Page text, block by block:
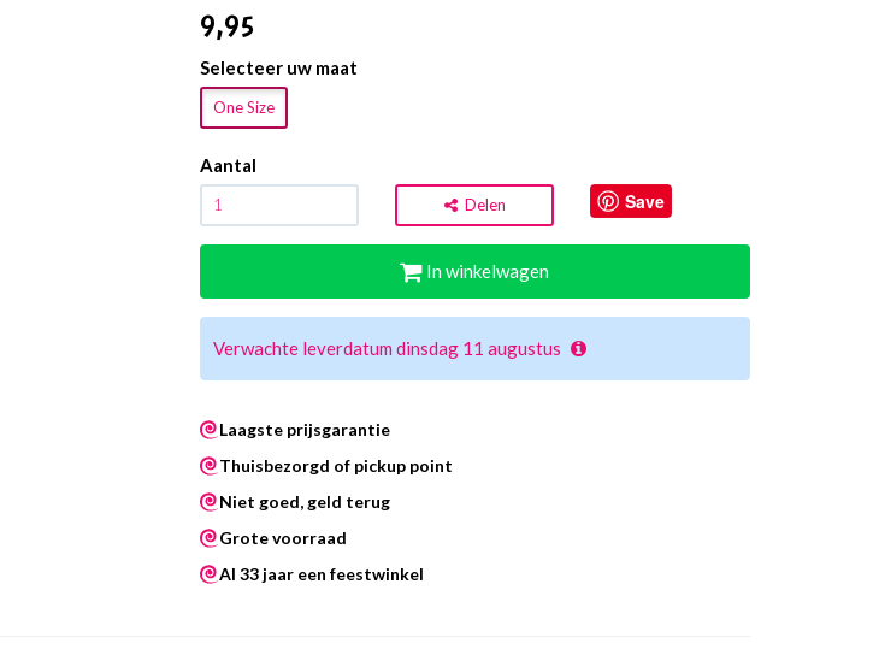
9,95
Selecteer uw maat
One Size
Aantal
Delen Save
In winkelwagen
Verwachte leverdatum dinsdag 11 augustus
Laagste prijsgarantie
Thuisbezorgd of pickup point
Niet goed, geld terug
Grote voorraad
Al 33 jaar een feestwinkel